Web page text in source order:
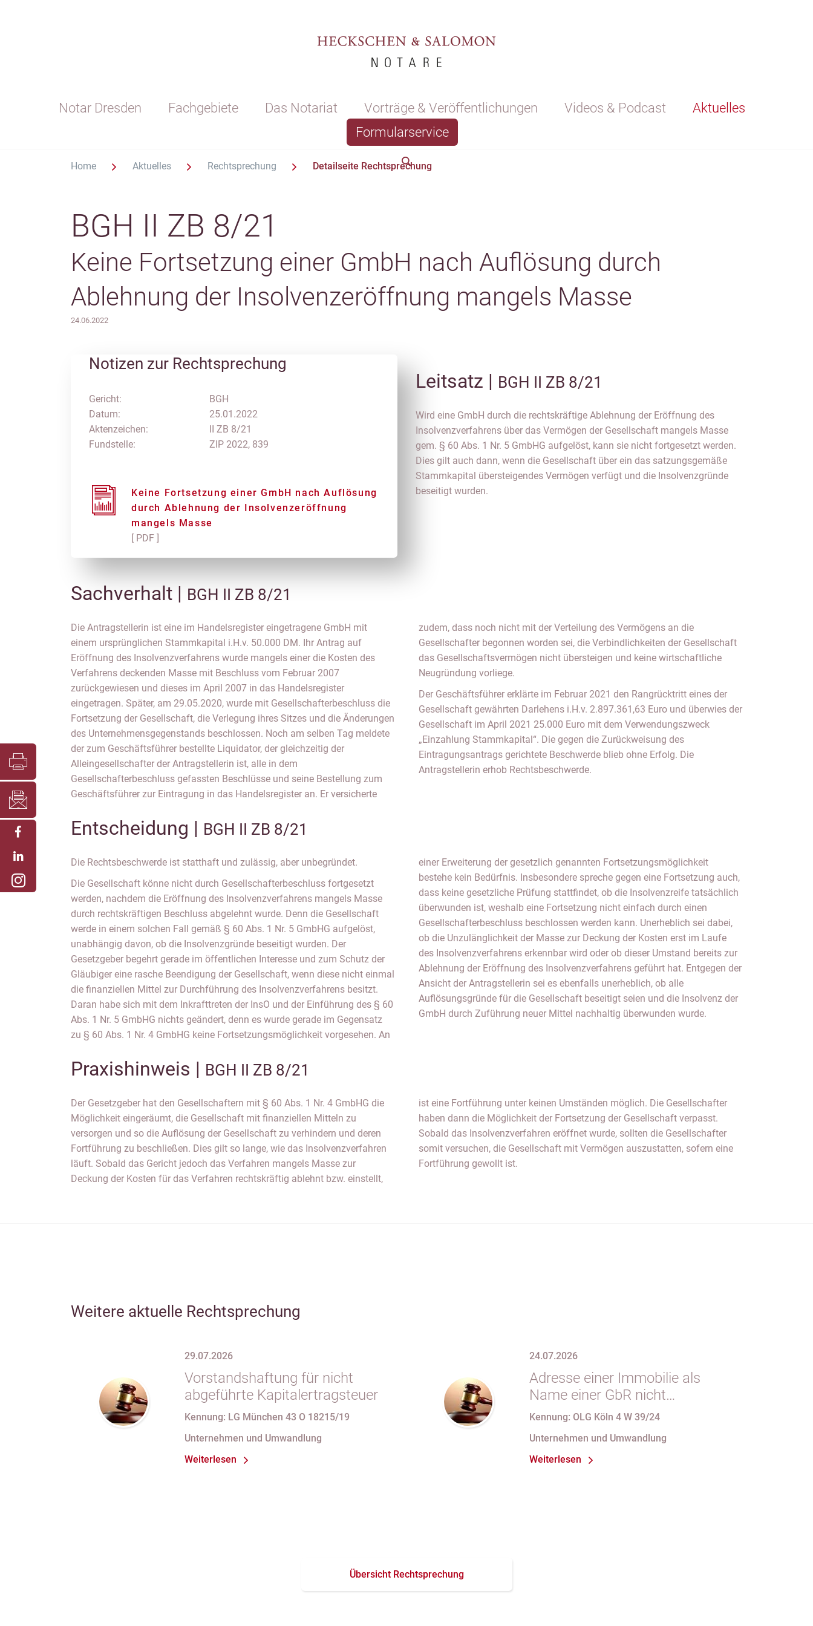
Notar Dresden Fachgebiete Das Notariat Vorträge & Veröffentlichungen Videos & Podcast
Aktuelles
Formularservice
Home Aktuelles Rechtsprechung Detailseite Rechtsprechung
BGH II ZB 8/21
Keine Fortsetzung einer GmbH nach Auflösung durch
Ablehnung der Insolvenzeröffnung mangels Masse
24.06.2022
Notizen zur Rechtsprechung
Gericht:
Datum:
Aktenzeichen:
Fundstelle:
BGH
25.01.2022
II ZB 8/21
ZIP 2022, 839
Keine Fortsetzung einer GmbH nach Auflösung
durch Ablehnung der Insolvenzeröffnung
mangels Masse
[ PDF ]
Leitsatz | BGH II ZB 8/21
Wird eine GmbH durch die rechtskräftige Ablehnung der Eröffnung des
Insolvenzverfahrens über das Vermögen der Gesellschaft mangels Masse
gem. § 60 Abs. 1 Nr. 5 GmbHG aufgelöst, kann sie nicht fortgesetzt werden.
Dies gilt auch dann, wenn die Gesellschaft über ein das satzungsgemäße
Stammkapital übersteigendes Vermögen verfügt und die Insolvenzgründe
beseitigt wurden.
Sachverhalt | BGH II ZB 8/21
Die Antragstellerin ist eine im Handelsregister eingetragene GmbH mit
einem ursprünglichen Stammkapital i.H.v. 50.000 DM. Ihr Antrag auf
Eröffnung des Insolvenzverfahrens wurde mangels einer die Kosten des
Verfahrens deckenden Masse mit Beschluss vom Februar 2007
zurückgewiesen und dieses im April 2007 in das Handelsregister
eingetragen. Später, am 29.05.2020, wurde mit Gesellschafterbeschluss die
Fortsetzung der Gesellschaft, die Verlegung ihres Sitzes und die Änderungen
des Unternehmensgegenstands beschlossen. Noch am selben Tag meldete
der zum Geschäftsführer bestellte Liquidator, der gleichzeitig der
Alleingesellschafter der Antragstellerin ist, alle in dem
Gesellschafterbeschluss gefassten Beschlüsse und seine Bestellung zum
Geschäftsführer zur Eintragung in das Handelsregister an. Er versicherte
zudem, dass noch nicht mit der Verteilung des Vermögens an die
Gesellschafter begonnen worden sei, die Verbindlichkeiten der Gesellschaft
das Gesellschaftsvermögen nicht übersteigen und keine wirtschaftliche
Neugründung vorliege.
Der Geschäftsführer erklärte im Februar 2021 den Rangrücktritt eines der
Gesellschaft gewährten Darlehens i.H.v. 2.897.361,63 Euro und überwies der
Gesellschaft im April 2021 25.000 Euro mit dem Verwendungszweck
„Einzahlung Stammkapital“. Die gegen die Zurückweisung des
Eintragungsantrags gerichtete Beschwerde blieb ohne Erfolg. Die
Antragstellerin erhob Rechtsbeschwerde.
Entscheidung | BGH II ZB 8/21
Die Rechtsbeschwerde ist statthaft und zulässig, aber unbegründet.
Die Gesellschaft könne nicht durch Gesellschafterbeschluss fortgesetzt
werden, nachdem die Eröffnung des Insolvenzverfahrens mangels Masse
durch rechtskräftigen Beschluss abgelehnt wurde. Denn die Gesellschaft
werde in einem solchen Fall gemäß § 60 Abs. 1 Nr. 5 GmbHG aufgelöst,
unabhängig davon, ob die Insolvenzgründe beseitigt wurden. Der
Gesetzgeber begehrt gerade im öffentlichen Interesse und zum Schutz der
Gläubiger eine rasche Beendigung der Gesellschaft, wenn diese nicht einmal
die finanziellen Mittel zur Durchführung des Insolvenzverfahrens besitzt.
Daran habe sich mit dem Inkrafttreten der InsO und der Einführung des § 60
Abs. 1 Nr. 5 GmbHG nichts geändert, denn es wurde gerade im Gegensatz
zu § 60 Abs. 1 Nr. 4 GmbHG keine Fortsetzungsmöglichkeit vorgesehen. An
einer Erweiterung der gesetzlich genannten Fortsetzungsmöglichkeit
bestehe kein Bedürfnis. Insbesondere spreche gegen eine Fortsetzung auch,
dass keine gesetzliche Prüfung stattfindet, ob die Insolvenzreife tatsächlich
überwunden ist, weshalb eine Fortsetzung nicht einfach durch einen
Gesellschafterbeschluss beschlossen werden kann. Unerheblich sei dabei,
ob die Unzulänglichkeit der Masse zur Deckung der Kosten erst im Laufe
des Insolvenzverfahrens erkennbar wird oder ob dieser Umstand bereits zur
Ablehnung der Eröffnung des Insolvenzverfahrens geführt hat. Entgegen der
Ansicht der Antragstellerin sei es ebenfalls unerheblich, ob alle
Auflösungsgründe für die Gesellschaft beseitigt seien und die Insolvenz der
GmbH durch Zuführung neuer Mittel nachhaltig überwunden wurde.
Praxishinweis | BGH II ZB 8/21
Der Gesetzgeber hat den Gesellschaftern mit § 60 Abs. 1 Nr. 4 GmbHG die
Möglichkeit eingeräumt, die Gesellschaft mit finanziellen Mitteln zu
versorgen und so die Auflösung der Gesellschaft zu verhindern und deren
Fortführung zu beschließen. Dies gilt so lange, wie das Insolvenzverfahren
läuft. Sobald das Gericht jedoch das Verfahren mangels Masse zur
Deckung der Kosten für das Verfahren rechtskräftig ablehnt bzw. einstellt,
ist eine Fortführung unter keinen Umständen möglich. Die Gesellschafter
haben dann die Möglichkeit der Fortsetzung der Gesellschaft verpasst.
Sobald das Insolvenzverfahren eröffnet wurde, sollten die Gesellschafter
somit versuchen, die Gesellschaft mit Vermögen auszustatten, sofern eine
Fortführung gewollt ist.
Weitere aktuelle Rechtsprechung
29.07.2026
Vorstandshaftung für nicht
abgeführte Kapitalertragsteuer
Kennung: LG München 43 O 18215/19
Unternehmen und Umwandlung
Weiterlesen
24.07.2026
Adresse einer Immobilie als
Name einer GbR nicht
eintragungsfähig
Kennung: OLG Köln 4 W 39/24
Unternehmen und Umwandlung
Weiterlesen
Übersicht Rechtsprechung